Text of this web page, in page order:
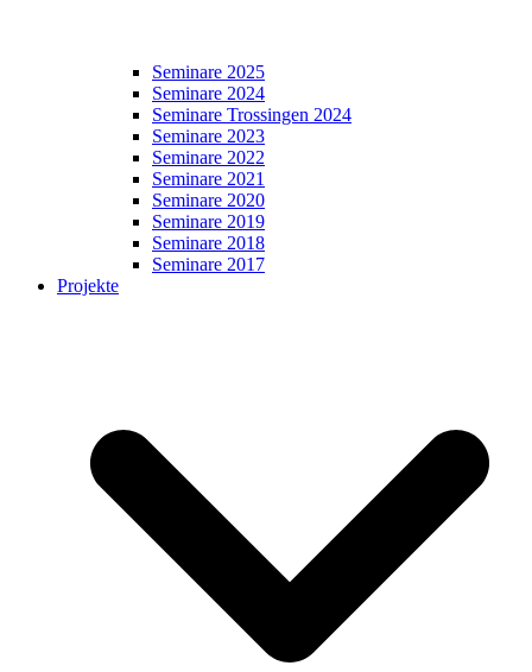
Seminare 2025
Seminare 2024
Seminare Trossingen 2024
Seminare 2023
Seminare 2022
Seminare 2021
Seminare 2020
Seminare 2019
Seminare 2018
Seminare 2017
Projekte